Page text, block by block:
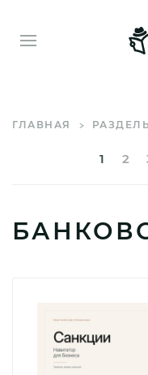
ГЛАВНАЯ
1 2